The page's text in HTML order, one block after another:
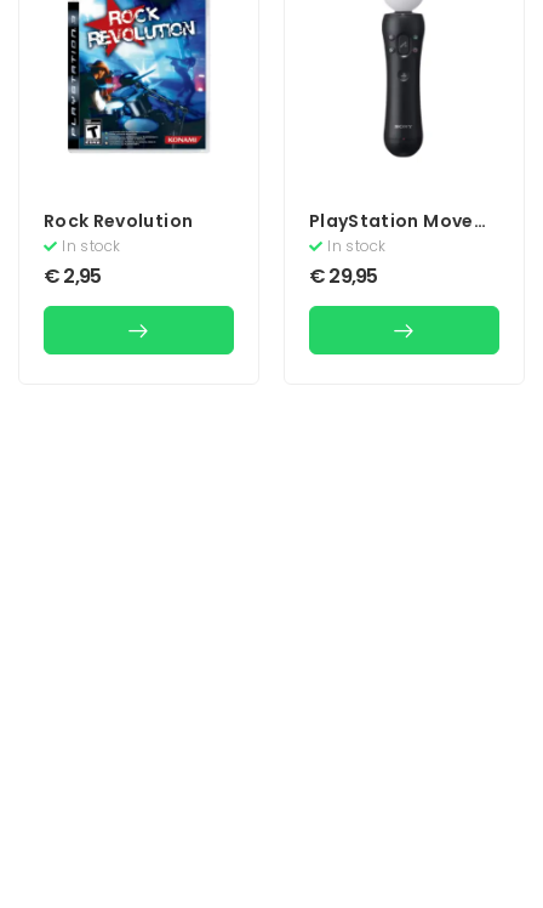
Rock Revolution
In stock
€2,95
PlayStation Move
Motion Controller
In stock
€29,95